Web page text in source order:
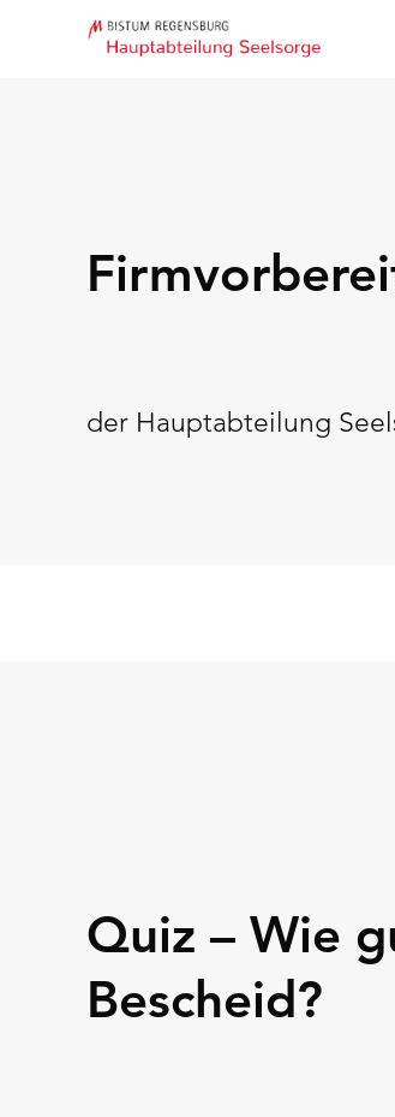
der Hauptabteilung
Quiz – Wie
Bescheid?